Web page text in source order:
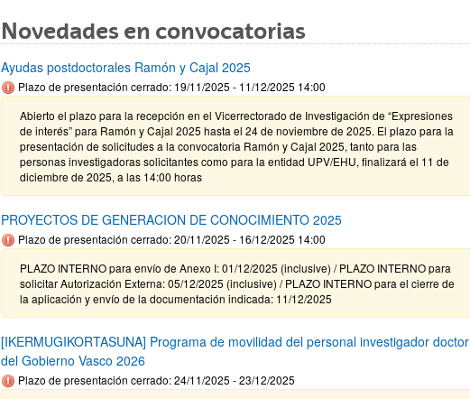
Novedades en convocatorias
Ayudas postdoctorales Ramón y Cajal 2025
Plazo de presentación cerrado: 19/11/2025 - 11/12/2025 14:00
Abierto el plazo para la recepción en el Vicerrectorado de Investigación de “Expresiones
de interés” para Ramón y Cajal 2025 hasta el 24 de noviembre de 2025. El plazo para la
presentación de solicitudes a la convocatoria Ramón y Cajal 2025, tanto para las
personas investigadoras solicitantes como para la entidad UPV/EHU, finalizará el 11 de
diciembre de 2025, a las 14:00 horas
PROYECTOS DE GENERACION DE CONOCIMIENTO 2025
Plazo de presentación cerrado: 20/11/2025 - 16/12/2025 14:00
PLAZO INTERNO para envío de Anexo I: 01/12/2025 (inclusive) / PLAZO INTERNO para
solicitar Autorización Externa: 05/12/2025 (inclusive) / PLAZO INTERNO para el cierre de
la aplicación y envío de la documentación indicada: 11/12/2025
[IKERMUGIKORTASUNA] Programa de movilidad del personal investigador doctor
del Gobierno Vasco 2026
Plazo de presentación cerrado: 24/11/2025 - 23/12/2025